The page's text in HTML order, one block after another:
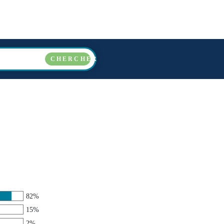
CHERCHER
82%
15%